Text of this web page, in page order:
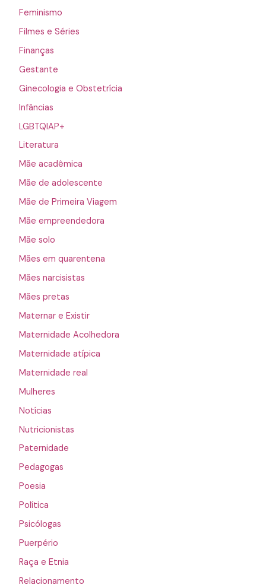
Feminismo
Filmes e Séries
Finanças
Gestante
Ginecologia e Obstetrícia
Infâncias
LGBTQIAP+
Literatura
Mãe acadêmica
Mãe de adolescente
Mãe de Primeira Viagem
Mãe empreendedora
Mãe solo
Mães em quarentena
Mães narcisistas
Mães pretas
Maternar e Existir
Maternidade Acolhedora
Maternidade atípica
Maternidade real
Mulheres
Notícias
Nutricionistas
Paternidade
Pedagogas
Poesia
Política
Psicólogas
Puerpério
Raça e Etnia
Relacionamento